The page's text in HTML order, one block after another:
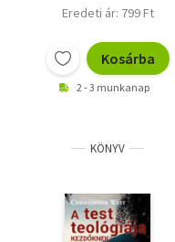
Eredeti ár: 799 Ft
Kosárba
2 - 3 munkanap
KÖNYV